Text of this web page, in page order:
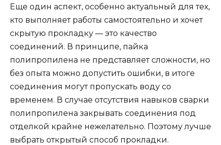
Еще один аспект, особенно актуальный для тех,
кто выполняет работы самостоятельно и хочет
скрытую прокладку — это качество
соединений. В принципе, пайка
полипропилена не представляет сложности, но
без опыта можно допустить ошибки, в итоге
соединения могут пропускать воду со
временем. В случае отсутствия навыков сварки
полипропилена закрывать соединения под
отделкой крайне нежелательно. Поэтому лучше
выбрать открытый способ прокладки.